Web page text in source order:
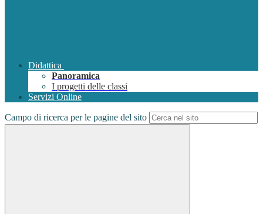
Didattica
Panoramica
I progetti delle classi
Servizi Online
Campo di ricerca per le pagine del sito